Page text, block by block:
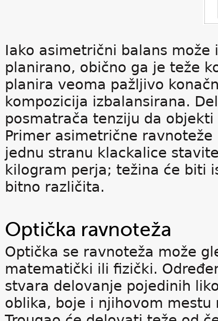
Iako asimetrični balans
planirano, obično ga je teže
planira veoma pažljivo
kompozicija izbalansirana.
posmatrača tenziju da
Primer asimetrične
jednu stranu klackalice
kilogram perja; težina će biti
bitno različita.
Optička ravnoteža
Optička se ravnoteža može
matematički ili fizički.
stvara delovanje pojedinih
oblika, boje i njihovom mestu